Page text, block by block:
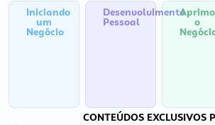
Iniciando
um
Negócio
Desenvolvimento
Pessoal o
CONTEÚDOS EXCLUSIVOS